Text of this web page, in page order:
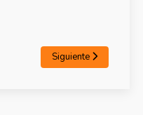
Siguiente